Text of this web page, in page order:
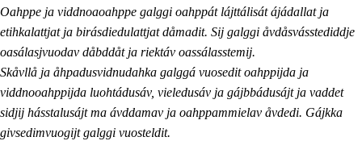
Oahppe ja viddnoaoahppe galggi oahppát lájttálisát ájádallat ja
etihkalattjat ja birásdiedulattjat dåmadit. Sij galggi åvdåsvásstediddje
oasálasjvuodav dåbddåt ja riektáv oassálasstemij.
Skåvllå ja åhpadusvidnudahka galggá vuosedit oahppijda ja
viddnooahppijda luohtádusáv, vieledusáv ja gájbbádusájt ja vaddet
sidjij hásstalusájt ma ávddamav ja oahppammielav åvdedi. Gájkka
givsedimvuogijt galggi vuosteldit.